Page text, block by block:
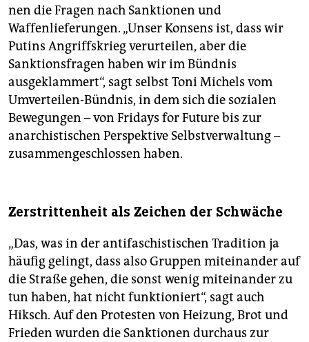
nen die Fragen nach Sanktionen und
Waffenlieferungen. „Unser Konsens ist, dass wir
Putins Angriffskrieg verurteilen, aber die
Sanktionsfragen haben wir im Bündnis
ausgeklammert“, sagt selbst Toni Michels vom
Umverteilen-Bündnis, in dem sich die sozialen
Bewegungen – von Fridays for Future bis zur
anarchistischen Perspektive Selbstverwaltung –
zusammengeschlossen haben.
Zerstrittenheit als Zeichen der Schwäche
„Das, was in der antifaschistischen Tradition ja
häufig gelingt, dass also Gruppen miteinander auf
die Straße gehen, die sonst wenig miteinander zu
tun haben, hat nicht funktioniert“, sagt auch
Hiksch. Auf den Protesten von Heizung, Brot und
Frieden wurden die Sanktionen durchaus zur